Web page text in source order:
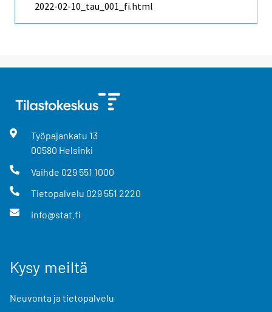
2022-02-10_tau_001_fi.html
Työpajankatu 13
00580 Helsinki
Vaihde 029 551 1000
Tietopalvelu 029 551 2220
info@stat.fi
Kysy meiltä
Neuvonta ja tietopalvelu